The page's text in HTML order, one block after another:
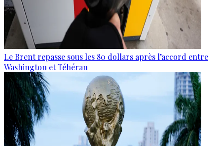
Le Brent repasse sous les 80 dollars après l’accord entre
Washington et Téhéran